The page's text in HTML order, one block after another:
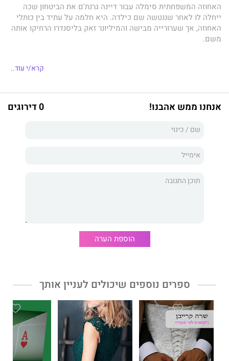
האחוזה המשפחתית סימלה עבור דיינה גרנת'ם את הביטחון שכה
ייחלה לו לאחר שננטשה שם כילדה. היא חלמה על עתיד בין כותלי
האחוזה, אך שערורייה מבישה והמיליונר זאק בליסנדרו הרחיקו אותה
משם.
עכשיו יש לדיינה הזדמנות לחזור לחיים שהיא השתוקקה להם, אך
שחפץ ליבה אם תסכים להינשא לו ולהעניק לו את תומתה בליל
קרא/י עוד..
אנחנו ממש אהבנו! 0 דירוגים
הוספת הערה
ספרים נוספים שיכולים לעניין אותך